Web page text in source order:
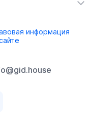
информация